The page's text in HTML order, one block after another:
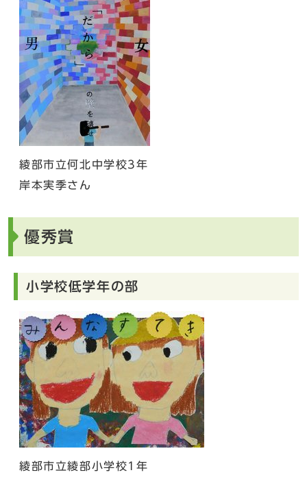
綾部市立何北中学校3年
岸本実季さん
優秀賞
小学校低学年の部
綾部市立綾部小学校1年